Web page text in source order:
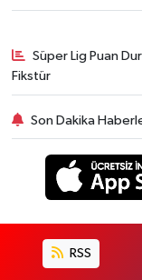
Süper Lig Puan
Fikstür
Son Dakika
RSS